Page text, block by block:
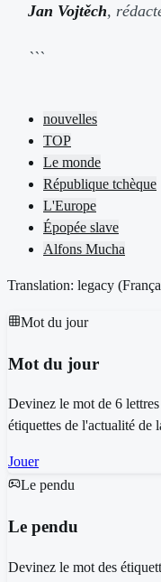
Jan Vojtěch,
```
nouvelles
TOP
Le monde
République tchèque
L'Europe
Épopée slave
Alfons Mucha
Translation: legacy (
Mot du jour
Mot du jour
Devinez le mot de 6
étiquettes de l'actualité de
Jouer
Le pendu
Le pendu
Devinez le mot des